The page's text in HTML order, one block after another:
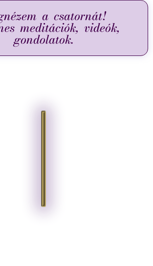
a csatornát!
meditációk, videók,
gondolatok.